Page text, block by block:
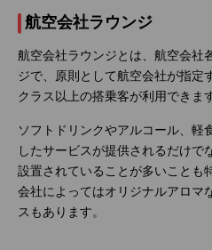
航空会社ラウンジ
航空会社ラウンジとは、航空会社
ジで、原則として航空会社が指定
クラス以上の搭乗客が利用できま
ソフトドリンクやアルコール、軽
したサービスが提供されるだけで
設置されていることが多いことも
会社によってはオリジナルアロマ
スもあります。